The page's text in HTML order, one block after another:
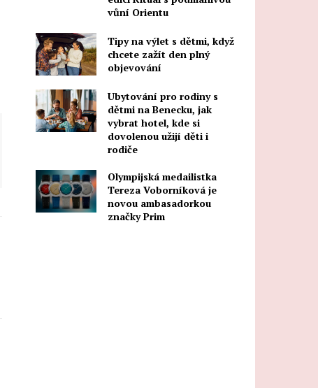
vůní Orientu
Tipy na výlet s dětmi, když
chcete zažít den plný
objevování
Ubytování pro rodiny s
dětmi na Benecku, jak
vybrat hotel, kde si
dovolenou užijí děti i
rodiče
Olympijská medailistka
Tereza Voborníková je
novou ambasadorkou
značky Prim